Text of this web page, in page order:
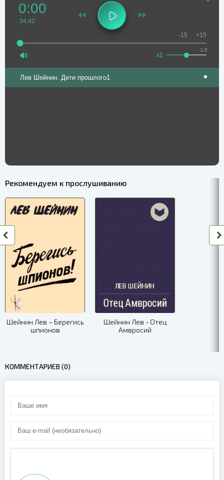
0:00
34:42
1.0
x1
-15 +15
Лев Шейнин. Дети прошлого1
Рекомендуем к прослушиванию
Шейнин Лев – Берегись
шпионов
Шейнин Лев - Отец
Амвросий
КОММЕНТАРИЕВ (0)